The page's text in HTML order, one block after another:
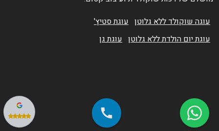
עוגה שוקולד ללא גלוטן עוגת סטיץ'
עוגת יום הולדת ללא גלוטן עוגת גן